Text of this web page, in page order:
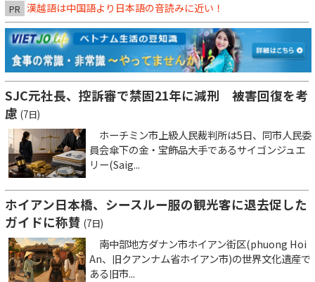
PR 漢越語は中国語より日本語の音読みに近い！
SJC元社長、控訴審で禁固21年に減刑 被害回復を考
慮 (7日)
ホーチミン市上級人民裁判所は5日、同市人民委
員会傘下の金・宝飾品大手であるサイゴンジュエ
リー(Saig...
ホイアン日本橋、シースルー服の観光客に退去促した
ガイドに称賛 (7日)
南中部地方ダナン市ホイアン街区(phuong Hoi
An、旧クアンナム省ホイアン市)の世界文化遺産で
ある旧市...